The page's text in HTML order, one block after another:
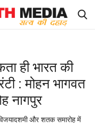
ही भारत की
: मोहन भागवत
नागपुर
और शतक समारोह में